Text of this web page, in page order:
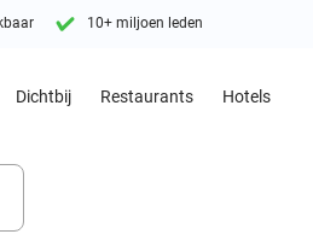
10+ miljoen leden
Dichtbij Restaurants Hotels